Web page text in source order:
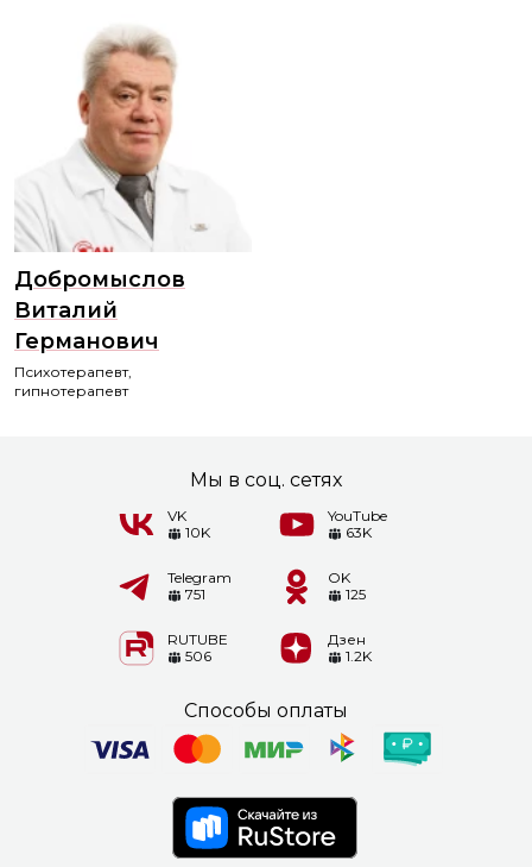
Добромыслов
Виталий
Германович
Психотерапевт,
гипнотерапевт
Мы в соц. сетях
VK
10K
YouTube
63K
Telegram
751
OK
125
RUTUBE
506
Дзен
1.2K
Способы оплаты